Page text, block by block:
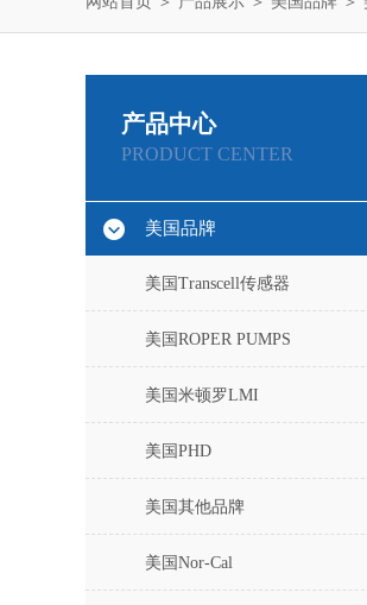
产品中心
PRODUCT CENTER
美国品牌
美国Transcell传感器
美国ROPER PUMPS
美国米顿罗LMI
美国PHD
美国其他品牌
美国Nor-Cal